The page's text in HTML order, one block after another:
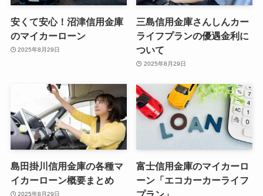
安くて安心！沼津信用金庫
のマイカーローン
2025年8月29日
三島信用金庫さんしんカー
ライフプランの優遇金利に
ついて
2025年8月29日
島田掛川信用金庫の各種マ
イカーローン概要まとめ
2025年8月29日
富士信用金庫のマイカーロ
ーン「エコカーカーライフ